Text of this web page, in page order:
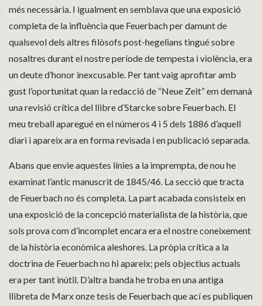
més necessària. I igualment en semblava que una exposició
completa de la influència que Feuerbach per damunt de
qualsevol dels altres filòsofs post-hegelians tingué sobre
nosaltres durant el nostre període de tempesta i violència, era
un deute d’honor inexcusable. Per tant vaig aprofitar amb
gust l’oportunitat quan la redacció de “Neue Zeit” em demanà
una revisió crítica del llibre d’Starcke sobre Feuerbach. El
meu treball aparegué en el números 4 i 5 dels 1886 d’aquell
diari i apareix ara en forma revisada i en publicació separada.
Abans que envie aquestes línies a la imprempta, de nou he
examinat l’antic manuscrit de 1845/46. La secció que tracta
de Feuerbach no és completa. La part acabada consisteix en
una exposició de la concepció materialista de la història, que
sols prova com d’incomplet encara era el nostre coneixement
de la història econòmica aleshores. La pròpia crítica a la
doctrina de Feuerbach no hi apareix; pels objectius actuals
era per tant inútil. D’altra banda he troba en una antiga
llibreta de Marx onze tesis de Feuerbach que ací es publiquen